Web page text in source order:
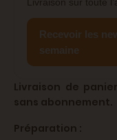
Livraison sur toute
Recevoir les
semaine
Livraison de
sans abonnement.
Préparation :